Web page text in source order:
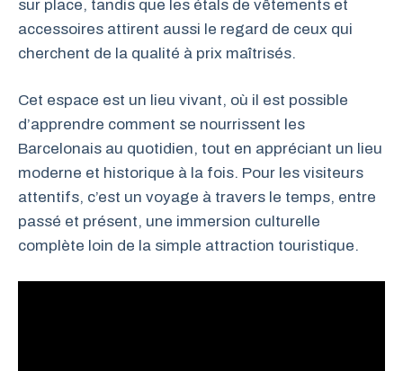
sur place, tandis que les étals de vêtements et
accessoires attirent aussi le regard de ceux qui
cherchent de la qualité à prix maîtrisés.
Cet espace est un lieu vivant, où il est possible
d’apprendre comment se nourrissent les
Barcelonais au quotidien, tout en appréciant un lieu
moderne et historique à la fois. Pour les visiteurs
attentifs, c’est un voyage à travers le temps, entre
passé et présent, une immersion culturelle
complète loin de la simple attraction touristique.